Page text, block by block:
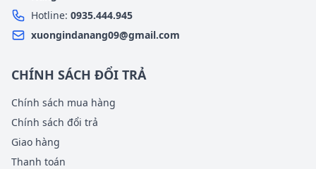
Hotline: 0935.444.945
xuongindanang09@gmail.com
CHÍNH SÁCH ĐỔI TRẢ
Chính sách mua hàng
Chính sách đổi trả
Giao hàng
Thanh toán